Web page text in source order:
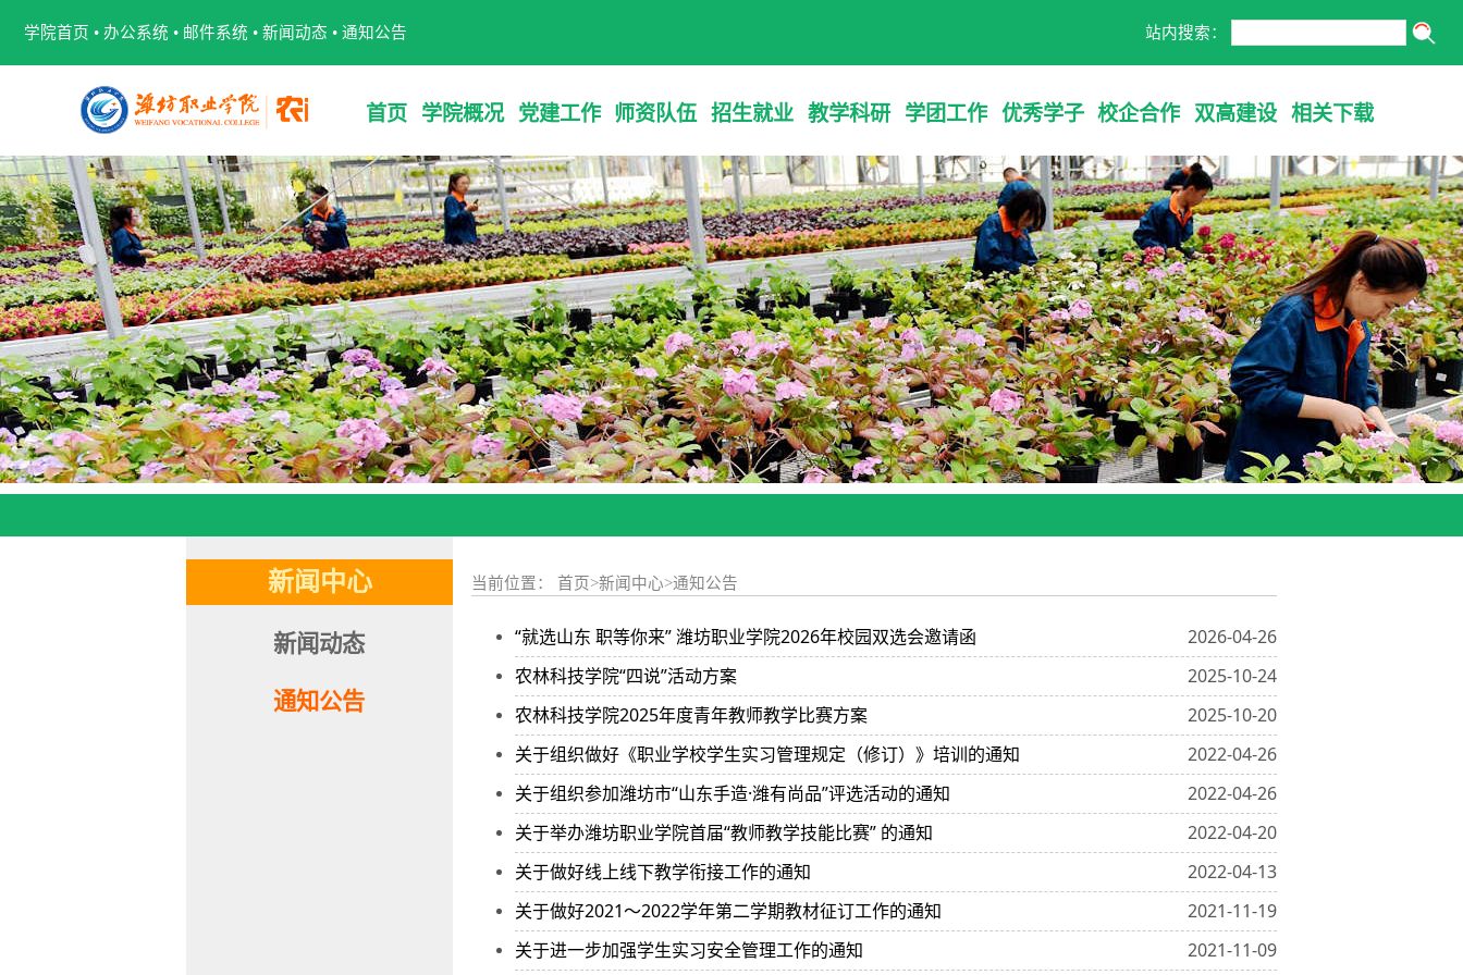
学院首页 • 办公系统 • 邮件系统 • 新闻动态 • 通知公告 站内搜索：
首页 学院概况 党建工作 师资队伍 招生就业 教学科研 学团工作 优秀学子 校企合作 双高建设 相关下载
新闻中心
新闻动态
通知公告
当前位置： 首页>新闻中心>通知公告
“就选山东 职等你来” 潍坊职业学院2026年校园双选会邀请函
2026-04-26
农林科技学院“四说”活动方案
2025-10-24
农林科技学院2025年度青年教师教学比赛方案
2025-10-20
关于组织做好《职业学校学生实习管理规定（修订）》培训的通知
2022-04-26
关于组织参加潍坊市“山东手造·潍有尚品”评选活动的通知
2022-04-26
关于举办潍坊职业学院首届“教师教学技能比赛” 的通知
2022-04-20
关于做好线上线下教学衔接工作的通知
2022-04-13
关于做好2021～2022学年第二学期教材征订工作的通知
2021-11-19
关于进一步加强学生实习安全管理工作的通知
2021-11-09